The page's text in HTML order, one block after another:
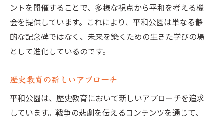
ントを開催することで、多様な視点から平和を考える機
会を提供しています。これにより、平和公園は単なる静
的な記念碑ではなく、未来を築くための生きた学びの場
として進化しているのです。
歴史教育の新しいアプローチ
平和公園は、歴史教育において新しいアプローチを追求
しています。戦争の悲劇を伝えるコンテンツを通じて、